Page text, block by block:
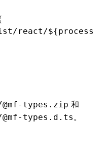
react/${process
types.zip 和
types.d.ts。